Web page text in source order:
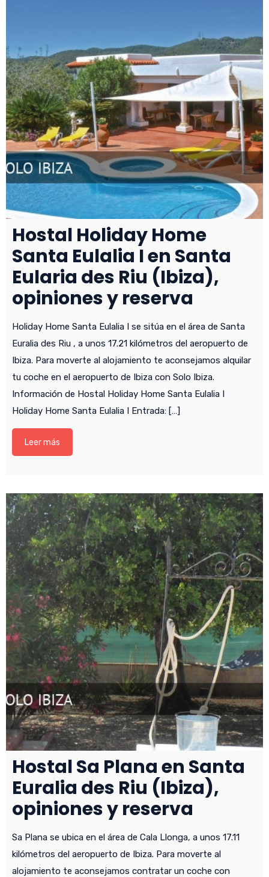
Hostal Holiday Home
Santa Eulalia I en Santa
Eularia des Riu (Ibiza),
opiniones y reserva
Holiday Home Santa Eulalia I se sitúa en el área de Santa
Euralia des Riu , a unos 17.21 kilómetros del aeropuerto de
Ibiza. Para moverte al alojamiento te aconsejamos alquilar
tu coche en el aeropuerto de Ibiza con Solo Ibiza.
Información de Hostal Holiday Home Santa Eulalia I
Holiday Home Santa Eulalia I Entrada: […]
Leer más
Hostal Sa Plana en Santa
Euralia des Riu (Ibiza),
opiniones y reserva
Sa Plana se ubica en el área de Cala Llonga, a unos 17.11
kilómetros del aeropuerto de Ibiza. Para moverte al
alojamiento te aconsejamos contratar un coche con